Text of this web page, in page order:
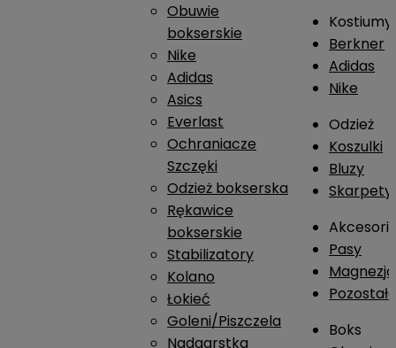
Obuwie
bokserskie
Nike
Adidas
Asics
Everlast
Ochraniacze
Szczęki
Odzież bokserska
Rękawice
bokserskie
Stabilizatory
Kolano
Łokieć
Goleni/Piszczela
Nadgarstka
Kostiumy
Berkner
Adidas
Nike
Odzież
Koszulki
Bluzy
Skarpety
Pasy
Magnezja
Boks